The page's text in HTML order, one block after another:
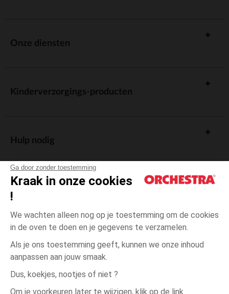
Ga door zonder toestemming
Kraak in onze cookies
!
We wachten alleen nog op je toestemming om de cookies
in de oven te doen en je gegevens te verzamelen.
Als je ons toestemming geeft, kunnen we onze inhoud
aanpassen aan jouw smaak.
Dus, koekjes, nootjes of niet ?
Om je voorkeuren later te wijzigen, klik op de link
Onze diensten
Kinderverzorgings-producten
Hulp nodig
Algemene verkoopsvoorwaarden
Wettelijke bepalingen